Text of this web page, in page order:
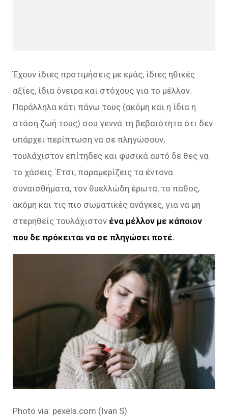
Έχουν ίδιες προτιμήσεις με εμάς, ίδιες ηθικές
αξίες, ίδια όνειρα και στόχους για το μέλλον.
Παράλληλα κάτι πάνω τους (ακόμη και η ίδια η
στάση ζωή τους) σου γεννά τη βεβαιότητα ότι δεν
υπάρχει περίπτωση να σε πληγώσουν,
τουλάχιστον επίτηδες και φυσικά αυτό δε θες να
το χάσεις. Έτσι, παραμερίζεις τα έντονα
συναισθήματα, τον θυελλώδη έρωτα, το πάθος,
ακόμη και τις πιο σωματικές ανάγκες, για να μη
στερηθείς τουλάχιστον ένα μέλλον με κάποιον
που δε πρόκειται να σε πληγώσει ποτέ.
Photo via: pexels.com (Ivan S)